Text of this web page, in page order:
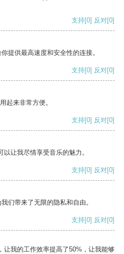
支持[0] 反对[0]
提供最高速度和安全性的连接。
支持[0] 反对[0]
起来非常方便。
支持[0] 反对[0]
让我尽情享受音乐的魅力。
支持[0] 反对[0]
们带来了无限的隐私和自由。
支持[0] 反对[0]
让我的工作效率提高了50%，让我能够